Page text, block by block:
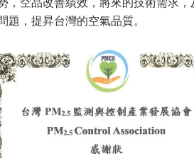
，空品改善績效，將來的技術需求
，提昇台灣的空氣品質。